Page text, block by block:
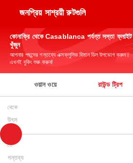
জনপ্রিয় সাশ্রয়ী রুটগুলি
কোনাক্রি থেকে Casablanca পর্যন্ত সস্তা ফ্লাইট
খুঁজুন
আপনার পছন্দের গন্তব্যে এক্সক্লুসিভ বিমান ডিল উপভোগ করুন।
এখনই বুকিং শুরু করুন!
ওয়ান ওয়ে রাউন্ড ট্রিপ
থেকে
উৎস
তে
গন্তব্য